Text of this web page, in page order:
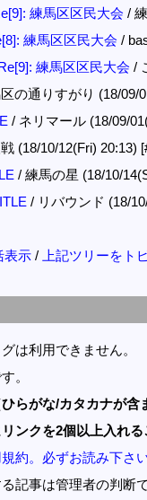
練馬区区民大会 /
練馬区区民大会 /
練馬区区民大会 /
の通りすがり (18/09/
/ ネリマール (18/09/
(18/10/12(Fri) 20:13)
/ 練馬の星 (18/10/
/ リバウンド (18/
表示/ 上記ツリーをト
は利用できません。
。
らがな/カタカナが含
リンクを2個以上入れ
約。必ずお読み下さい
記事は管理者の判断